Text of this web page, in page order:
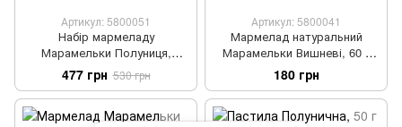
Артикул: 5800051
Набір мармеладу
Марамельки Полуниця,
Малина та Чорниця, 180 г ТМ
Setno
477 грн 530 грн
Артикул: 5800041
Мармелад натуральний
Марамельки Вишневі, 60 г
ТМ Setno
180 грн